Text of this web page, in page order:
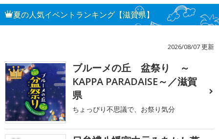
夏の人気イベントランキング【滋賀県】
2026/08/07 更新
1
ブルーメの丘 盆祭り ～
KAPPA PARADAISE～／滋賀
県
ちょっぴり不思議で、お祭り気分